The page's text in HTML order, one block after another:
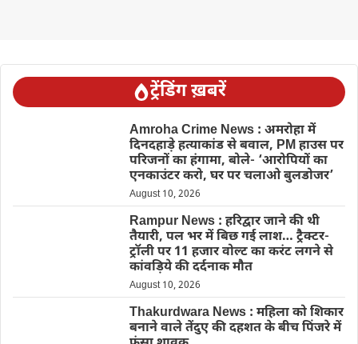
ट्रेंडिंग ख़बरें
Amroha Crime News : अमरोहा में
दिनदहाड़े हत्याकांड से बवाल, PM हाउस पर
परिजनों का हंगामा, बोले- ‘आरोपियों का
एनकाउंटर करो, घर पर चलाओ बुलडोजर’
August 10, 2026
Rampur News : हरिद्वार जाने की थी
तैयारी, पल भर में बिछ गई लाश… ट्रैक्टर-
ट्रॉली पर 11 हजार वोल्ट का करंट लगने से
कांवड़िये की दर्दनाक मौत
August 10, 2026
Thakurdwara News : महिला को शिकार
बनाने वाले तेंदुए की दहशत के बीच पिंजरे में